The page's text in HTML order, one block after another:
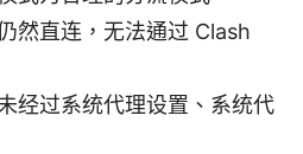
然直连，无法通过 Clash
经过系统代理设置、系统代